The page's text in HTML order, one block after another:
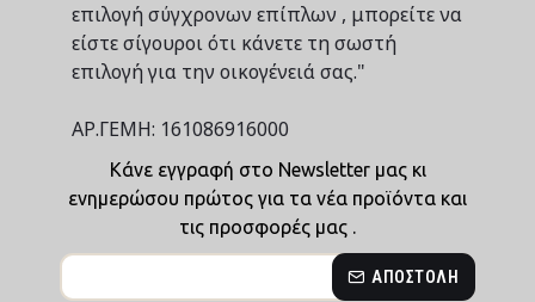
επιλογή σύγχρονων επίπλων , μπορείτε να
είστε σίγουροι ότι κάνετε τη σωστή
επιλογή για την οικογένειά σας."
ΑΡ.ΓΕΜΗ: 161086916000
Κάνε εγγραφή στο Newsletter μας κι
ενημερώσου πρώτος για τα νέα προϊόντα και
τις προσφορές μας .
ΑΠΟΣΤΟΛΉ